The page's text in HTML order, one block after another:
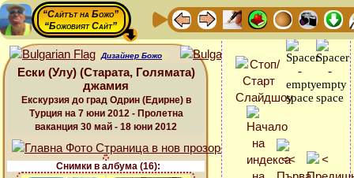
“Сайтът на Божо”
“Божовият Сайт”
Дизайнер Божо
Ески (Улу) (Старата, Голямата)
джамия
Екскурзия до град Одрин (Едирне) в
Турция на 7 юни 2012 - Пролетна
ваканция 30 май - 18 юни 2012
Снимки в албума (16):